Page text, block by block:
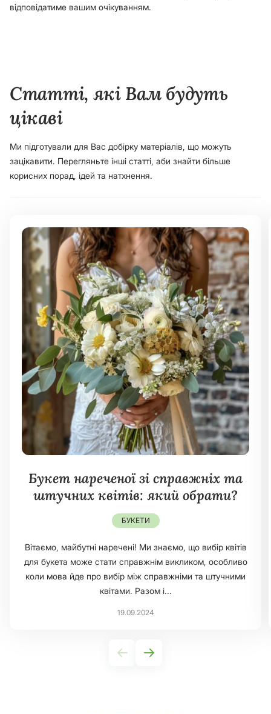
відповідатиме вашим очікуванням.
Статті, які Вам будуть
цікаві
Ми підготували для Вас добірку матеріалів, що можуть
зацікавити. Перегляньте інші статті, аби знайти більше
корисних порад, ідей та натхнення.
Букет нареченої зі справжніх та
штучних квітів: який обрати?
БУКЕТИ
Вітаємо, майбутні наречені! Ми знаємо, що вибір квітів
для букета може стати справжнім викликом, особливо
коли мова йде про вибір між справжніми та штучними
квітами. Разом і...
19.09.2024